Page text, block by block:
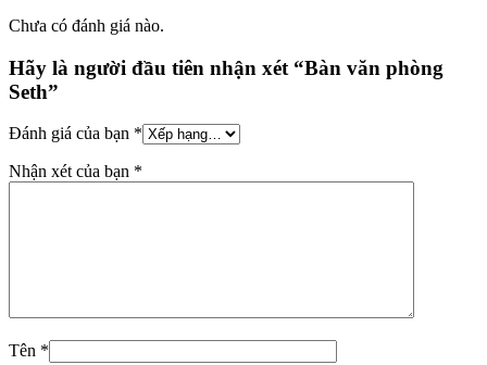
Chưa có đánh giá nào.
Hãy là người đầu tiên nhận xét “Bàn văn phòng
Seth”
Đánh giá của bạn *
Nhận xét của bạn *
Tên *